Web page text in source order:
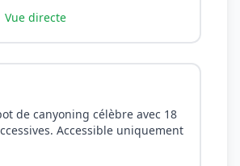
Vue directe
de canyoning célèbre avec 18
Accessible uniquement